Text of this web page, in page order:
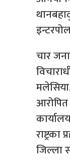
चार
आरोपित
जिल्ला